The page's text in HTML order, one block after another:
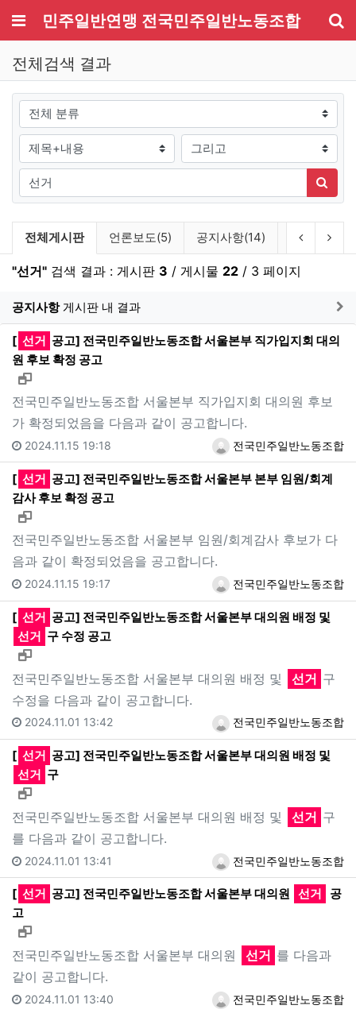
메뉴민주일반연맹 전국민주일반노동조합
전체검색 결과
그룹
검색조건 검색방법
검색어
검색
검색 게시판 목록
전체게시판 언론보도(5) 공지사항(14) 보도자료/
이전 게시
다
"선거" 검색 결과 : 게시판 3 / 게시물 22 / 3 페이지
공지사항게시판 내 결과
[ 선거 공고] 전국민주일반노동조합 서울본부 직가입지회 대의
원 후보 확정 공고
새창으로 보기
전국민주일반노동조합 서울본부 직가입지회 대의원 후보
가 확정되었음을 다음과 같이 공고합니다.
전국민주일반노동조합
2024.11.15 19:18
[ 선거 공고] 전국민주일반노동조합 서울본부 본부 임원/회계
감사 후보 확정 공고
새창으로 보기
전국민주일반노동조합 서울본부 임원/회계감사 후보가 다
음과 같이 확정되었음을 공고합니다.
전국민주일반노동조합
2024.11.15 19:17
[ 선거 공고] 전국민주일반노동조합 서울본부 대의원 배정 및
선거 구 수정 공고
새창으로 보기
전국민주일반노동조합 서울본부 대의원 배정 및 선거 구
수정을 다음과 같이 공고합니다.
전국민주일반노동조합
2024.11.01 13:42
[ 선거 공고] 전국민주일반노동조합 서울본부 대의원 배정 및
선거 구
새창으로 보기
전국민주일반노동조합 서울본부 대의원 배정 및 선거 구
를 다음과 같이 공고합니다.
전국민주일반노동조합
2024.11.01 13:41
[ 선거 공고] 전국민주일반노동조합 서울본부 대의원 선거
공
고
새창으로 보기
전국민주일반노동조합 서울본부 대의원 선거 를 다음과
같이 공고합니다.
전국민주일반노동조합
2024.11.01 13:40